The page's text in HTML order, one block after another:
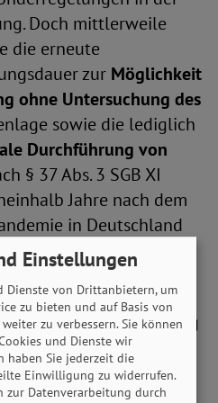
Doch mittlerweile
die erneute
zur Möglichkeit
ohne Untersuchung des
sowie die lediglich
Durchführung von
§ 37 Abs. 3 SGB XI
Jahre nach dem
in Deutschland
zur Regel
besondere Bedeutung
zur
der vorhandenen
Pandemie stellen wir
Einstellungen
Dienste von Drittanbietern, um
zu bieten und auf Basis von
zu verbessern. Sie können
und Dienste wir
haben Sie jederzeit die
Einwilligung zu widerrufen.
zur Datenverarbeitung durch